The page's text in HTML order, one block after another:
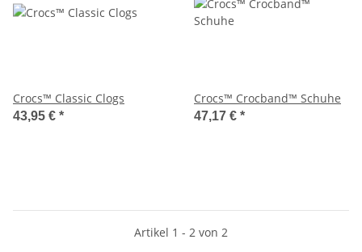
Crocs™ Classic Clogs
43,95 € *
Crocs™ Crocband™ Schuhe
47,17 € *
Artikel 1 - 2 von 2